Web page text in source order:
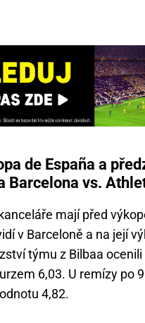
de España a
Barcelona vs.
mají před
v Barceloně a na její
týmu z Bilbaa ocenili
6,03. U remízy po
4,82.